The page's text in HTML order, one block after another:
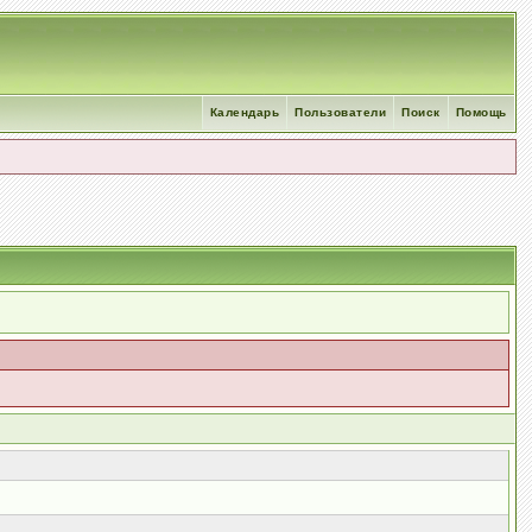
Помощь
Поиск
Пользователи
Календарь